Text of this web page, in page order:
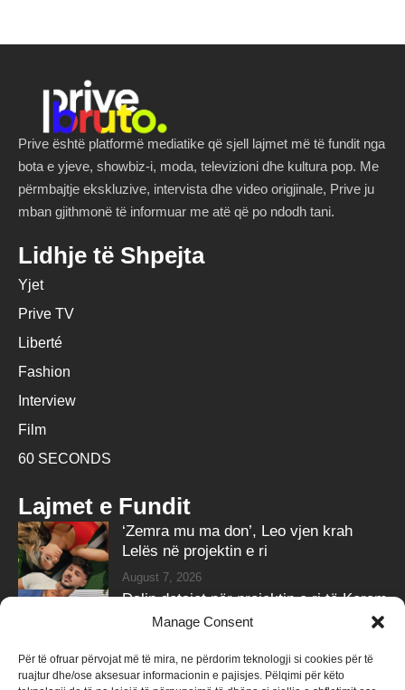
Manage Consent
Për të ofruar përvojat më të mira, ne përdorim teknologji si cookies për të
ruajtur dhe/ose aksesuar informacionin e pajisjes. Pëlqimi për këto
Prive është platformë mediatike që sjell lajmet më të fundit nga
bota e yjeve, showbiz-i, moda, televizioni dhe kultura pop. Me
përmbajtje ekskluzive, intervista dhe video origjinale, Prive ju
mban gjithmonë të informuar me atë që po ndodh tani.
Lidhje të Shpejta
Yjet
Prive TV
Liberté
Fashion
Interview
Film
60 SECONDS
Lajmet e Fundit
‘Zemra mu ma don’, Leo vjen krah
Lelës në projektin e ri
August 7, 2026
Dalin detajet për projektin e ri të Kerem
Bürsin
Follow Us